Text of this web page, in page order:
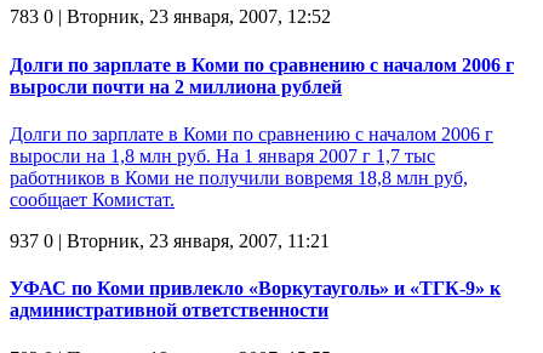
783 0 | Вторник, 23 января, 2007, 12:52
Долги по зарплате в Коми по сравнению с началом 2006 г
выросли почти на 2 миллиона рублей
Долги по зарплате в Коми по сравнению с началом 2006 г
выросли на 1,8 млн руб. На 1 января 2007 г 1,7 тыс
работников в Коми не получили вовремя 18,8 млн руб,
сообщает Комистат.
937 0 | Вторник, 23 января, 2007, 11:21
УФАС по Коми привлекло «Воркутауголь» и «ТГК-9» к
административной ответственности